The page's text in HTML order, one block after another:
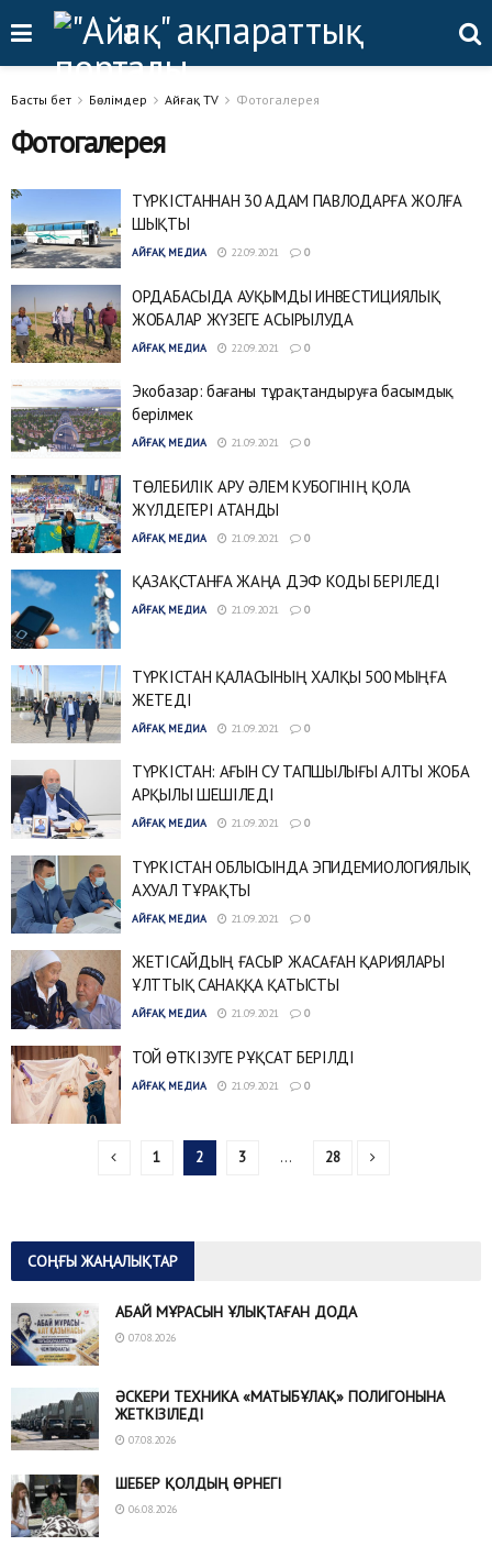
Басты бет Бөлімдер Айғақ TV Фотогалерея
Фотогалерея
ТҮРКІСТАННАН 30 АДАМ ПАВЛОДАРҒА ЖОЛҒА
ШЫҚТЫ
АЙҒАҚ МЕДИА 22.09.2021 0
ОРДАБАСЫДА АУҚЫМДЫ ИНВЕСТИЦИЯЛЫҚ
ЖОБАЛАР ЖҮЗЕГЕ АСЫРЫЛУДА
АЙҒАҚ МЕДИА 22.09.2021 0
Экобазар: бағаны тұрақтандыруға басымдық
берілмек
АЙҒАҚ МЕДИА 21.09.2021 0
ТӨЛЕБИЛІК АРУ ӘЛЕМ КУБОГІНІҢ ҚОЛА
ЖҮЛДЕГЕРІ АТАНДЫ
АЙҒАҚ МЕДИА 21.09.2021 0
ҚАЗАҚСТАНҒА ЖАҢА ДЭФ КОДЫ БЕРІЛЕДІ
АЙҒАҚ МЕДИА 21.09.2021 0
ТҮРКІСТАН ҚАЛАСЫНЫҢ ХАЛҚЫ 500 МЫҢҒА
ЖЕТЕДІ
АЙҒАҚ МЕДИА 21.09.2021 0
ТҮРКІСТАН: АҒЫН СУ ТАПШЫЛЫҒЫ АЛТЫ ЖОБА
АРҚЫЛЫ ШЕШІЛЕДІ
АЙҒАҚ МЕДИА 21.09.2021 0
ТҮРКІСТАН ОБЛЫСЫНДА ЭПИДЕМИОЛОГИЯЛЫҚ
АХУАЛ ТҰРАҚТЫ
АЙҒАҚ МЕДИА 21.09.2021 0
ЖЕТІСАЙДЫҢ ҒАСЫР ЖАСАҒАН ҚАРИЯЛАРЫ
ҰЛТТЫҚ САНАҚҚА ҚАТЫСТЫ
АЙҒАҚ МЕДИА 21.09.2021 0
ТОЙ ӨТКІЗУГЕ РҰҚСАТ БЕРІЛДІ
АЙҒАҚ МЕДИА 21.09.2021 0
1 2 3 … 28
СОҢҒЫ ЖАҢАЛЫҚТАР
АБАЙ МҰРАСЫН ҰЛЫҚТАҒАН ДОДА
07.08.2026
ӘСКЕРИ ТЕХНИКА «МАТЫБҰЛАҚ» ПОЛИГОНЫНА
ЖЕТКІЗІЛЕДІ
07.08.2026
ШЕБЕР ҚОЛДЫҢ ӨРНЕГІ
06.08.2026